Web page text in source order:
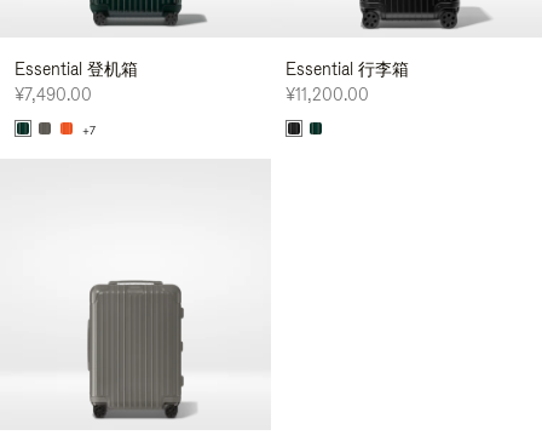
Essential 登机箱
¥7,490.00
+7
Essential 行李箱
¥11,200.00